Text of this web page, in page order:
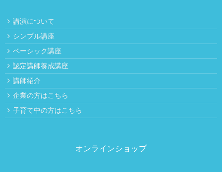
講演について
シンプル講座
ベーシック講座
認定講師養成講座
講師紹介
企業の方はこちら
子育て中の方はこちら
オンラインショップ